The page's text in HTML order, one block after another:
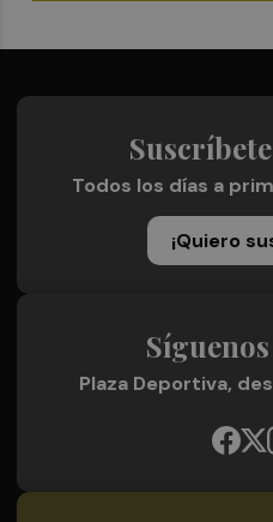
Todos los días a
¡Quiero
Plaza Deportiva,